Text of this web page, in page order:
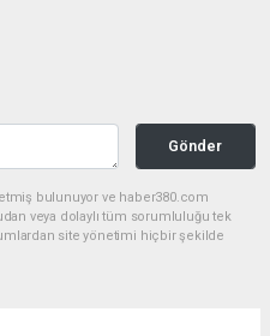
Gönder
bulunuyor ve haber380.com
veya dolaylı tüm sorumluluğu tek
site yönetimi hiçbir şekilde